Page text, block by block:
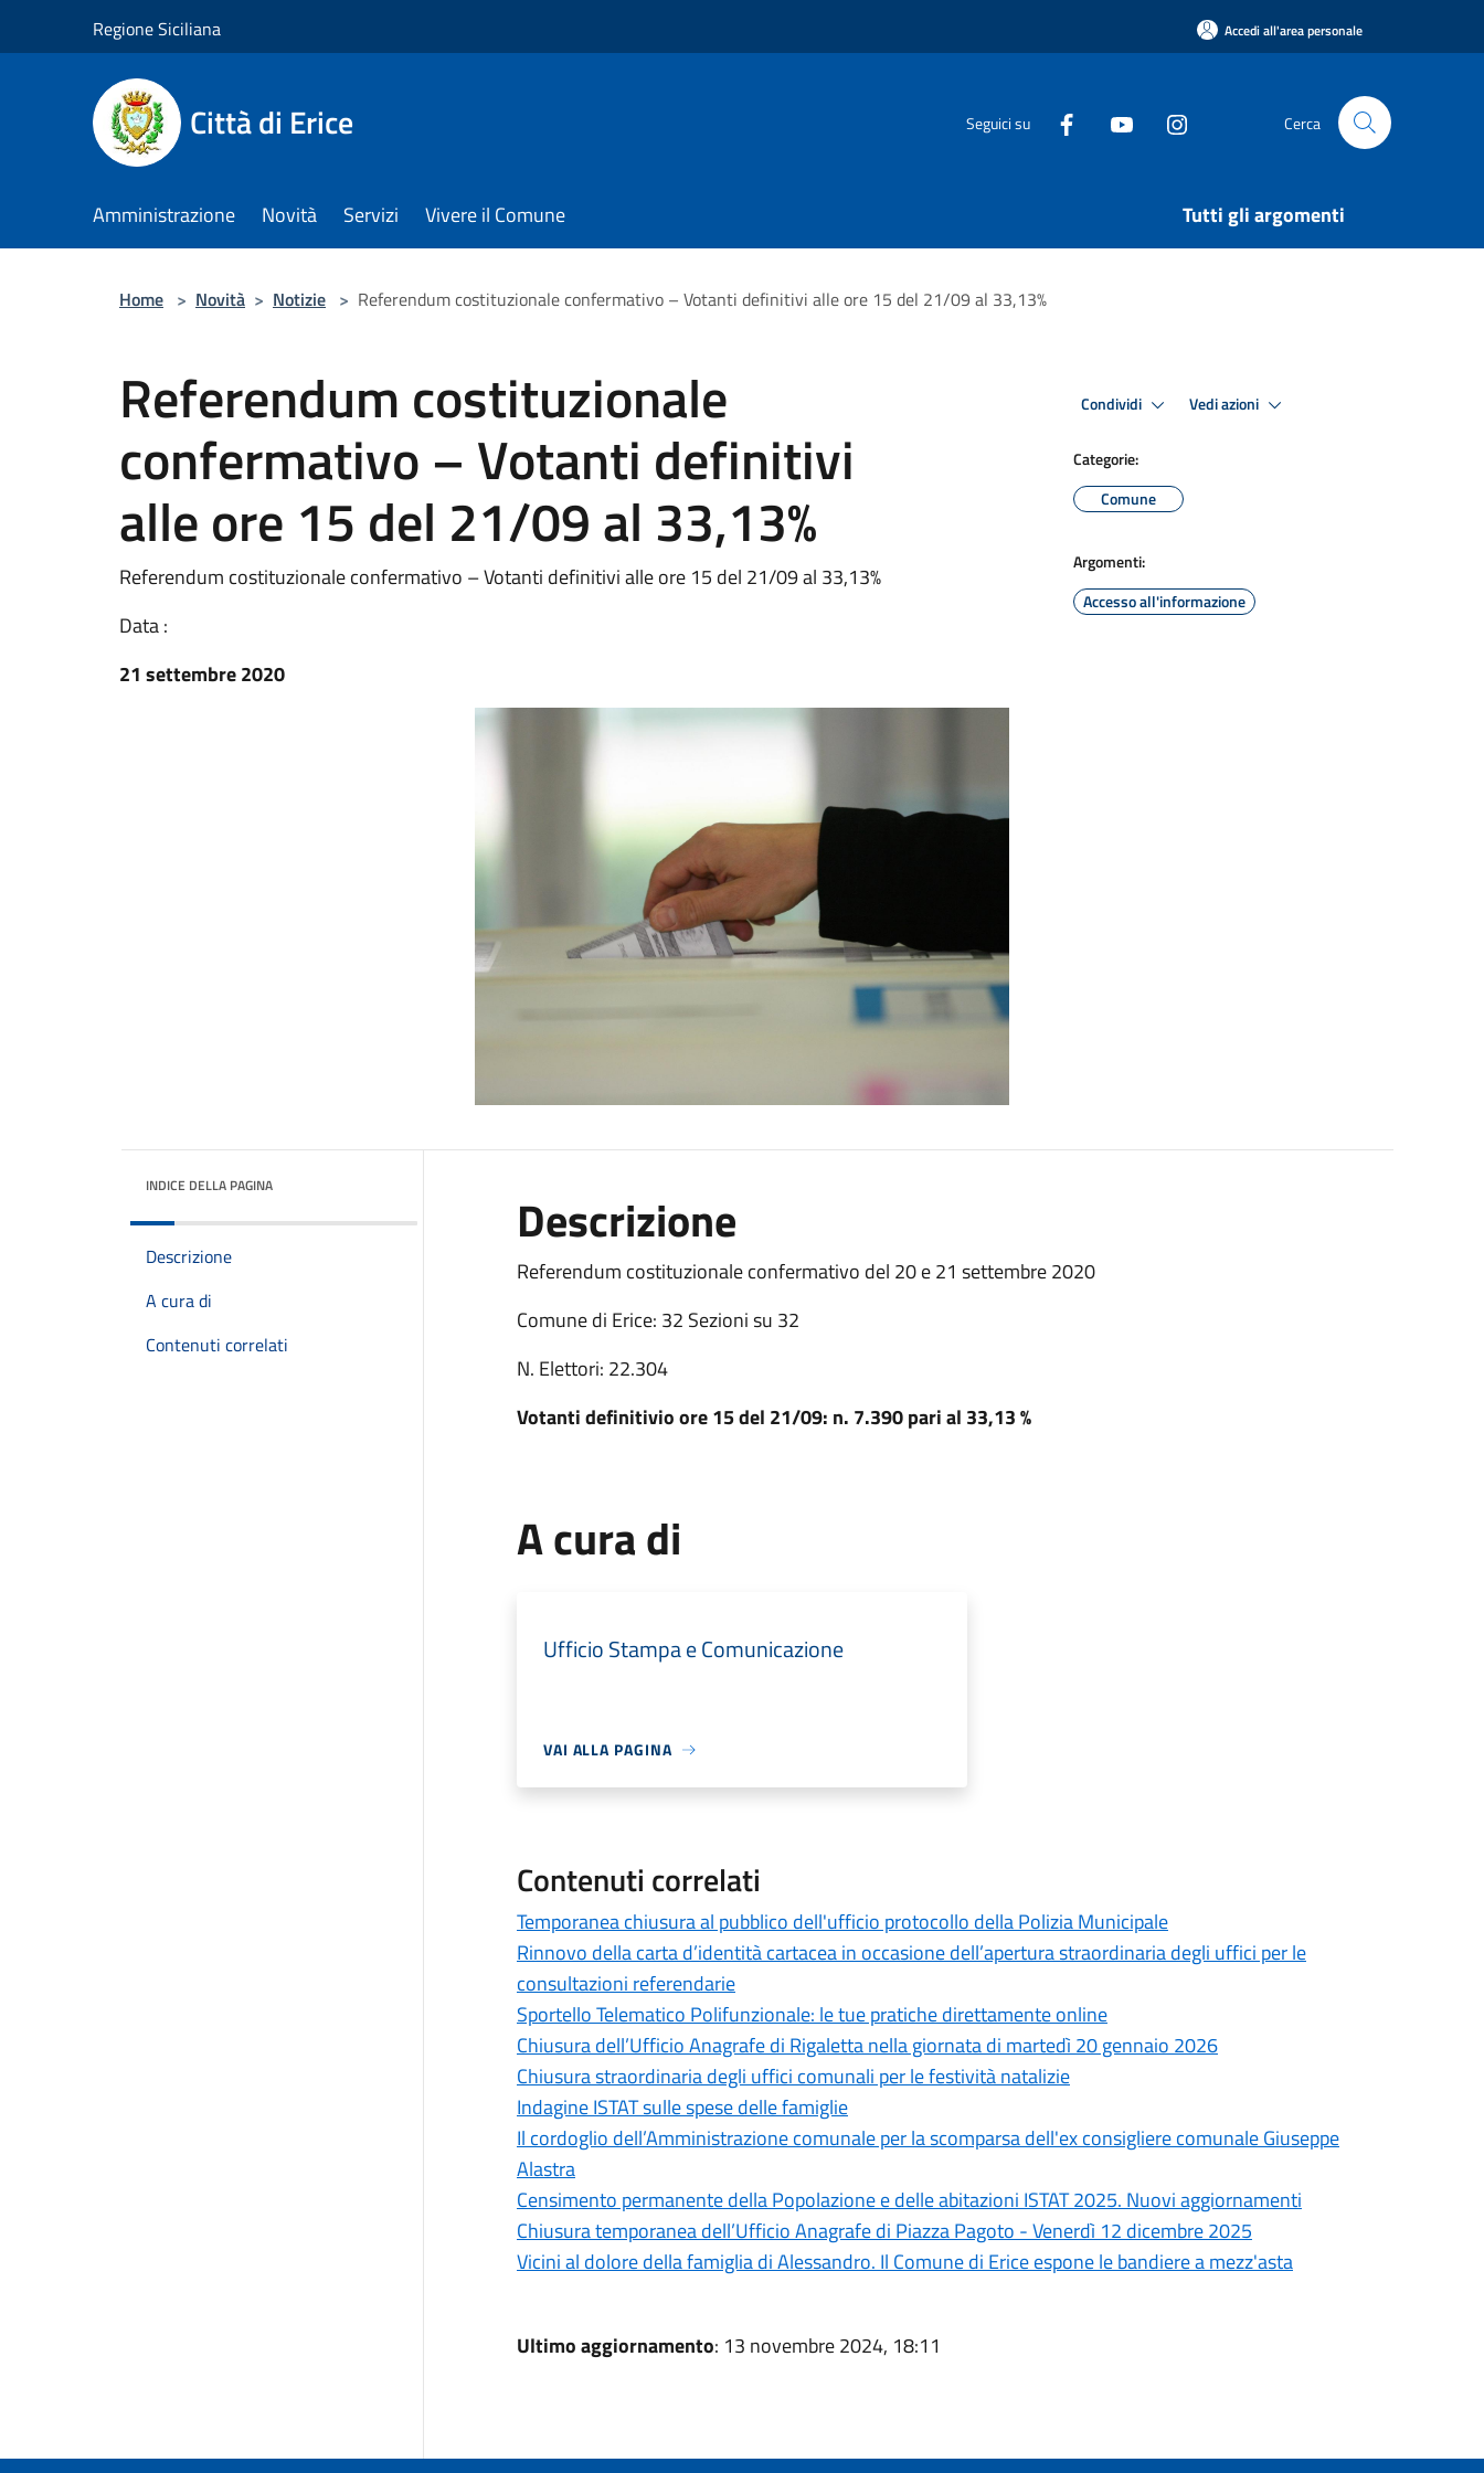
Regione Siciliana Accedi all'area personale
Città di Erice Seguici su Cerca
Amministrazione Novità Servizi Vivere il Comune Tutti gli argomenti
Home > Novità > Notizie > Referendum costituzionale confermativo – Votanti definitivi alle ore 15 del 21/09 al 33,13%
Referendum costituzionale
confermativo – Votanti definitivi
alle ore 15 del 21/09 al 33,13%
Referendum costituzionale confermativo – Votanti definitivi alle ore 15 del 21/09 al 33,13%
Data :
21 settembre 2020
Condividi Vedi azioni
Categorie:
Comune
Argomenti:
Accesso all'informazione
INDICE DELLA PAGINA
Descrizione
A cura di
Contenuti correlati
Descrizione
Referendum costituzionale confermativo del 20 e 21 settembre 2020
Comune di Erice: 32 Sezioni su 32
N. Elettori: 22.304
Votanti definitivio ore 15 del 21/09: n. 7.390 pari al 33,13 %
A cura di
Ufficio Stampa e Comunicazione
VAI ALLA PAGINA
Contenuti correlati
Temporanea chiusura al pubblico dell'ufficio protocollo della Polizia Municipale
Rinnovo della carta d’identità cartacea in occasione dell’apertura straordinaria degli uffici per le
consultazioni referendarie
Sportello Telematico Polifunzionale: le tue pratiche direttamente online
Chiusura dell’Ufficio Anagrafe di Rigaletta nella giornata di martedì 20 gennaio 2026
Chiusura straordinaria degli uffici comunali per le festività natalizie
Indagine ISTAT sulle spese delle famiglie
Il cordoglio dell’Amministrazione comunale per la scomparsa dell'ex consigliere comunale Giuseppe
Alastra
Censimento permanente della Popolazione e delle abitazioni ISTAT 2025. Nuovi aggiornamenti
Chiusura temporanea dell’Ufficio Anagrafe di Piazza Pagoto - Venerdì 12 dicembre 2025
Vicini al dolore della famiglia di Alessandro. Il Comune di Erice espone le bandiere a mezz'asta
Ultimo aggiornamento: 13 novembre 2024, 18:11